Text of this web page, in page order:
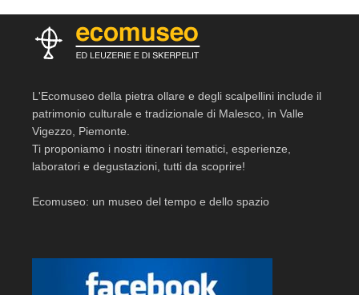
L'Ecomuseo della pietra ollare e degli scalpellini include il
patrimonio culturale e tradizionale di Malesco, in Valle
Vigezzo, Piemonte.
Ti proponiamo i nostri itinerari tematici, esperienze,
laboratori e degustazioni, tutti da scoprire!
Ecomuseo: un museo del tempo e dello spazio